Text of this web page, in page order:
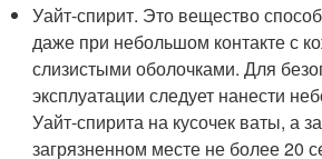
Уайт-спирит. Это вещество
даже при небольшом контакте с
слизистыми оболочками. Для
эксплуатации следует нанести
Уайт-спирита на кусочек ваты, а
загрязненном месте не более 20